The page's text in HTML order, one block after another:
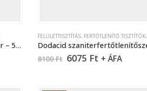
Bioccid fertőtlenítő felmosószer – 5 liter
FELÜLETTISZTÍTÁS, FERTŐTLENÍTŐ TISZTÍTÓK,
8100Ft 6075 Ft + ÁFA